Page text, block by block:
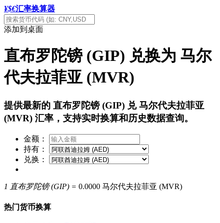
¥$€汇率换算器
添加到桌面
直布罗陀镑 (GIP) 兑换为 马尔
代夫拉菲亚 (MVR)
提供最新的 直布罗陀镑 (GIP) 兑 马尔代夫拉菲亚
(MVR) 汇率，支持实时换算和历史数据查询。
金额：
持有：
兑换：
1 直布罗陀镑 (GIP) = 0.0000 马尔代夫拉菲亚 (MVR)
热门货币换算